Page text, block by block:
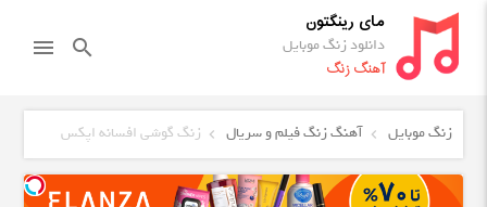
مای رینگتون
دانلود زنگ موبایل
آهنگ زنگ
search
menu
زنگ موبایل آهنگ زنگ فیلم و سریال زنگ گوشی افسانه اپکس